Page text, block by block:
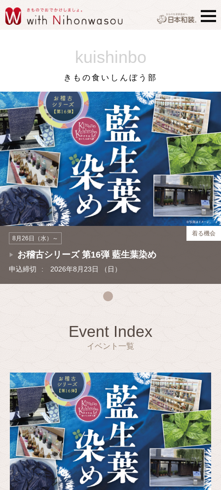
kuishinbo
きもの食いしんぼう部
着る機会
8月26日（水）～
お稽古シリーズ 第16弾 藍生葉染め
申込締切 : 2026年8月23日 （日）
Event Index
イベント一覧